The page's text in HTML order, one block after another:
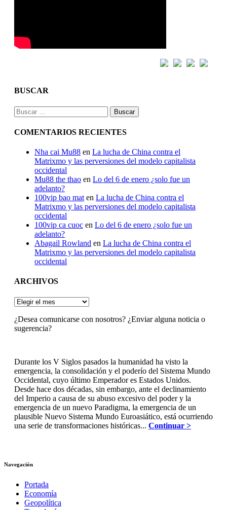
BUSCAR
Buscar:
COMENTARIOS RECIENTES
Nha cai Mu88 en La lucha de China contra el
Matrixmo y las perversiones del modelo capitalista
occidental
Mu88 the thao en Lo del 6 de enero ¿solo fue un
adelanto?
100vip bao mat en La lucha de China contra el
Matrixmo y las perversiones del modelo capitalista
occidental
100vip ca cuoc en Lo del 6 de enero ¿solo fue un
adelanto?
Abagail Rowland en La lucha de China contra el
Matrixmo y las perversiones del modelo capitalista
occidental
ARCHIVOS
ARCHIVOS
¿Desea comunicarse con nosotros? ¿Enviar alguna noticia o
sugerencia?
Durante los V Siglos pasados la humanidad ha visto la
emergencia, la consolidación y el poderío del Sistema Mundo
Occidental, cuyo último Emperador es Estados Unidos.
Desde hace dos décadas, sin embargo, ante el declinamiento
del Imperio a causa de su abuso excesivo del poder y la
emergencia de un nuevo Paradigma, la emergencia de un
plausible Nuevo Sistema Mundo Euroasiático, está ocurriendo
una serie de transformaciones históricas... Continuar >
Navegación
Portada
Economía
Geopolítica